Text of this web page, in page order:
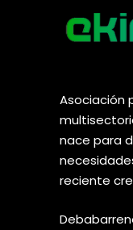
Asociación
nace para
reciente